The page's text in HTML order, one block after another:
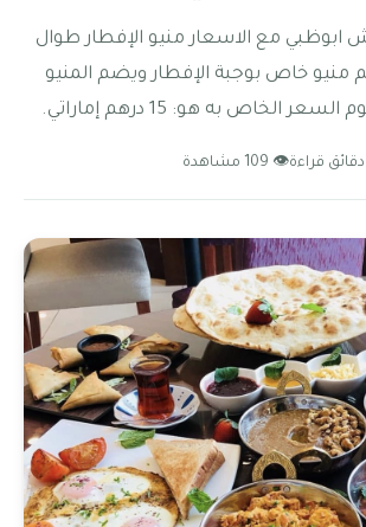
مع الاسعار منيو الإفطار طوال
منيو خاص بوجبة الإفطار ويضم المنيو
الخاص به هو: 15 درهم إماراتي.
👁 109 مشاهدة